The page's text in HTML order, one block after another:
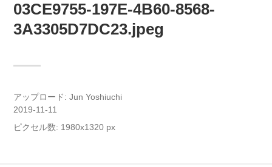
03CE9755-197E-4B60-8568-
3A3305D7DC23.jpeg
アップロード:Jun Yoshiuchi
2019-11-11
ピクセル数: 1980x1320 px